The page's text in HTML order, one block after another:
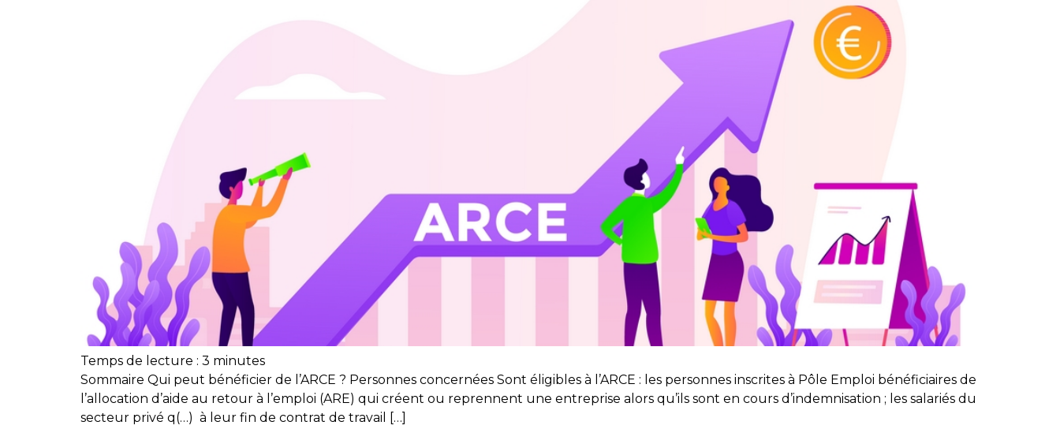
Temps de lecture : 3 minutes
Sommaire Qui peut bénéficier de l’ARCE ? Personnes concernées Sont éligibles à l’ARCE : les personnes inscrites à Pôle Emploi bénéficiaires de
l’allocation d’aide au retour à l’emploi (ARE) qui créent ou reprennent une entreprise alors qu’ils sont en cours d’indemnisation ; les salariés du
secteur privé q(…) à leur fin de contrat de travail […]